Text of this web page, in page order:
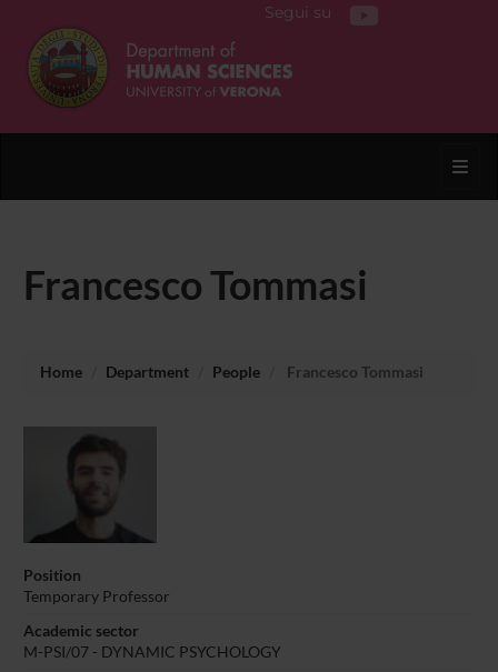
Segui su
Francesco Tommasi
Home Department People Francesco Tommasi
Position
Temporary Professor
Academic sector
M-PSI/07 - DYNAMIC PSYCHOLOGY